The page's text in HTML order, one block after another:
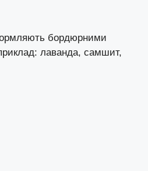
бордюрними
лаванда, самшит,